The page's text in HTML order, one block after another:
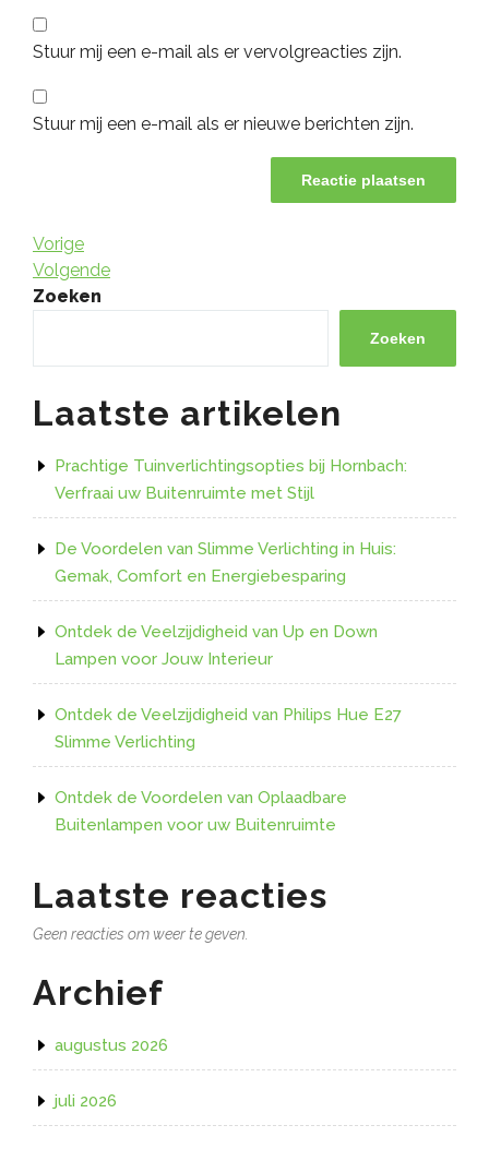
Stuur mij een e-mail als er vervolgreacties zijn.
Stuur mij een e-mail als er nieuwe berichten zijn.
Bericht
navigatie
Vorig
bericht
Vorige
Volgend
bericht
Volgende
Zoeken
Zoeken
Laatste artikelen
Prachtige Tuinverlichtingsopties bij Hornbach:
Verfraai uw Buitenruimte met Stijl
De Voordelen van Slimme Verlichting in Huis:
Gemak, Comfort en Energiebesparing
Ontdek de Veelzijdigheid van Up en Down
Lampen voor Jouw Interieur
Ontdek de Veelzijdigheid van Philips Hue E27
Slimme Verlichting
Ontdek de Voordelen van Oplaadbare
Buitenlampen voor uw Buitenruimte
Laatste reacties
Geen reacties om weer te geven.
Archief
augustus 2026
juli 2026